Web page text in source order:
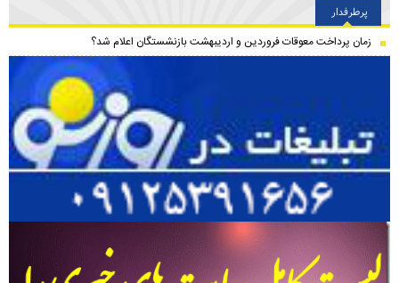
پرطرفدار
زمان پرداخت معوقات فروردین و اردیبهشت بازنشستگان اعلام شد؟